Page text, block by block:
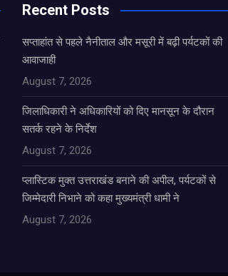
Recent Posts
सप्ताहांत से पहले नैनीताल और मसूरी में बढ़ी पर्यटकों की
आवाजाही
August 7, 2026
जिलाधिकारी ने अधिकारियों को दिए मानसून के दौरान
सतर्क रहने के निर्देश
August 7, 2026
प्लास्टिक मुक्त उत्तराखंड बनाने की अपील, पर्यटकों से
जिम्मेदारी निभाने को कहा मुख्यमंत्री धामी ने
August 7, 2026